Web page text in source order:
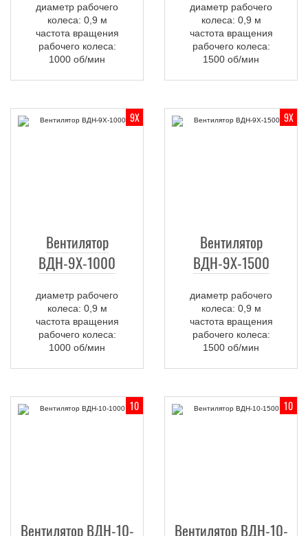
диаметр рабочего
колеса: 0,9 м
частота вращения
рабочего колеса:
1000 об/мин
диаметр рабочего
колеса: 0,9 м
частота вращения
рабочего колеса:
1500 об/мин
9Х
Вентилятор
ВДН-9Х-1000
диаметр рабочего
колеса: 0,9 м
частота вращения
рабочего колеса:
1000 об/мин
9Х
Вентилятор
ВДН-9Х-1500
диаметр рабочего
колеса: 0,9 м
частота вращения
рабочего колеса:
1500 об/мин
10
Вентилятор ВДН-10-
10
Вентилятор ВДН-10-